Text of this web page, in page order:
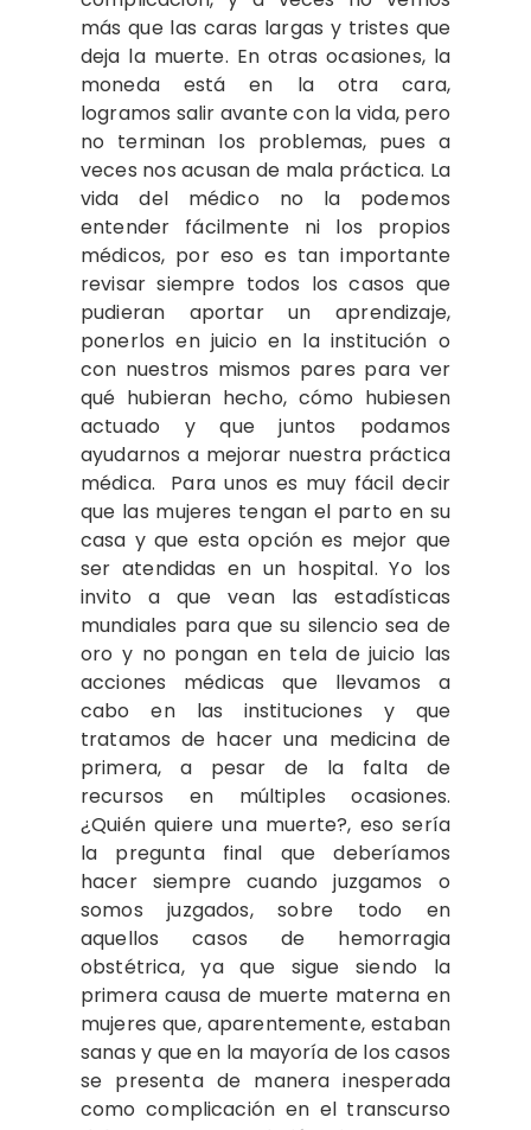
más que las caras largas y tristes que
deja la muerte. En otras ocasiones, la
moneda está en la otra cara,
logramos salir avante con la vida, pero
no terminan los problemas, pues a
veces nos acusan de mala práctica. La
vida del médico no la podemos
entender fácilmente ni los propios
médicos, por eso es tan importante
revisar siempre todos los casos que
pudieran aportar un aprendizaje,
ponerlos en juicio en la institución o
con nuestros mismos pares para ver
qué hubieran hecho, cómo hubiesen
actuado y que juntos podamos
ayudarnos a mejorar nuestra práctica
médica. Para unos es muy fácil decir
que las mujeres tengan el parto en su
casa y que esta opción es mejor que
ser atendidas en un hospital. Yo los
invito a que vean las estadísticas
mundiales para que su silencio sea de
oro y no pongan en tela de juicio las
acciones médicas que llevamos a
cabo en las instituciones y que
tratamos de hacer una medicina de
primera, a pesar de la falta de
recursos en múltiples ocasiones.
¿Quién quiere una muerte?, eso sería
la pregunta final que deberíamos
hacer siempre cuando juzgamos o
somos juzgados, sobre todo en
aquellos casos de hemorragia
obstétrica, ya que sigue siendo la
primera causa de muerte materna en
mujeres que, aparentemente, estaban
sanas y que en la mayoría de los casos
se presenta de manera inesperada
como complicación en el transcurso